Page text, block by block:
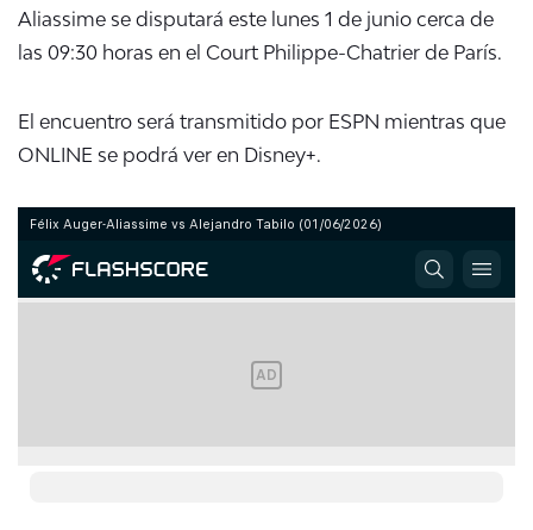
Aliassime se disputará este lunes 1 de junio cerca de
las 09:30 horas en el Court Philippe-Chatrier de París.
El encuentro será transmitido por ESPN mientras que
ONLINE se podrá ver en Disney+.